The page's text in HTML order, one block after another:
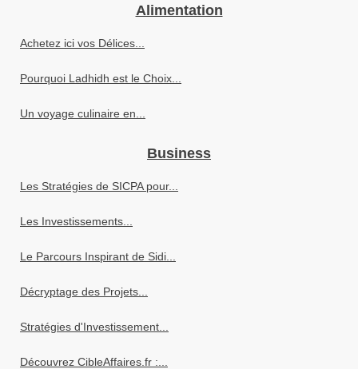
Alimentation
Achetez ici vos Délices...
Pourquoi Ladhidh est le Choix...
Un voyage culinaire en...
Business
Les Stratégies de SICPA pour...
Les Investissements...
Le Parcours Inspirant de Sidi...
Décryptage des Projets...
Stratégies d'Investissement...
Découvrez CibleAffaires.fr :...